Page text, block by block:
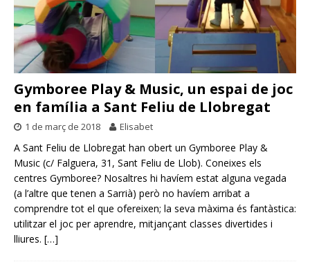
Gymboree Play & Music, un espai de joc
en família a Sant Feliu de Llobregat
1 de març de 2018 Elisabet
A Sant Feliu de Llobregat han obert un Gymboree Play &
Music (c/ Falguera, 31, Sant Feliu de Llob). Coneixes els
centres Gymboree? Nosaltres hi havíem estat alguna vegada
(a l’altre que tenen a Sarrià) però no havíem arribat a
comprendre tot el que ofereixen; la seva màxima és fantàstica:
utilitzar el joc per aprendre, mitjançant classes divertides i
lliures. […]